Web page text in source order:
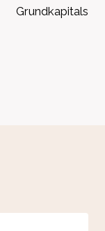
Grundkapitals